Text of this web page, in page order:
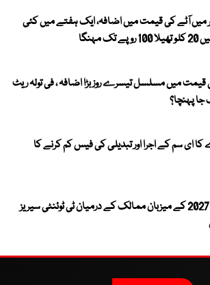
میں آٹے کی قیمت میں اضافہ، ایک ہفتے میں کئی
تک مہنگا
میں مسلسل تیسرے روز بڑا اضافہ ، فی تولہ ریٹ
پہنچا؟
ای سم کے اجرا اور تبدیلی کی فیس کم کرنے کا
ورلڈ کپ 2027 کے میزبان ممالک کے درمیان ٹی ٹوئنٹی سیریز